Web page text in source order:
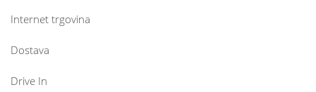
Internet trgovina
Dostava
Drive In